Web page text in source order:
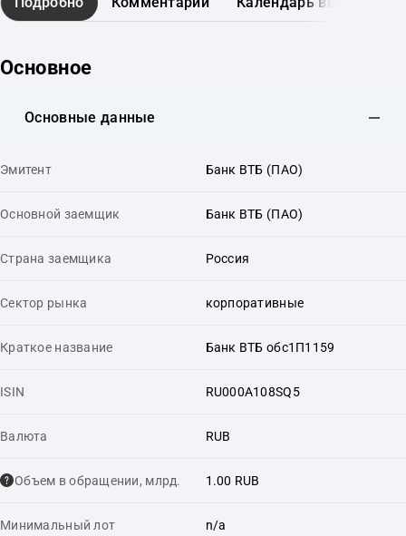
Основное
Основные данные
Эмитент Банк ВТБ (ПАО)
Основной заемщик Банк ВТБ (ПАО)
Страна заемщика Россия
Сектор рынка корпоративные
Краткое название Банк ВТБ обс1П1159
ISIN RU000A108SQ5
Валюта RUB
Объем в обращении, млрд. 1.00 RUB
Минимальный лот n/a